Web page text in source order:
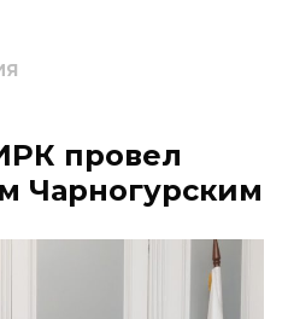
провел
Чарногурским